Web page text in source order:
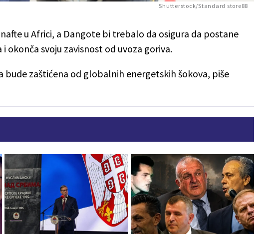
Shutterstock/Standard store88
u Africi, a Dangote bi trebalo da osigura da postane
okonča svoju zavisnost od uvoza goriva.
bude zaštićena od globalnih energetskih šokova, piše